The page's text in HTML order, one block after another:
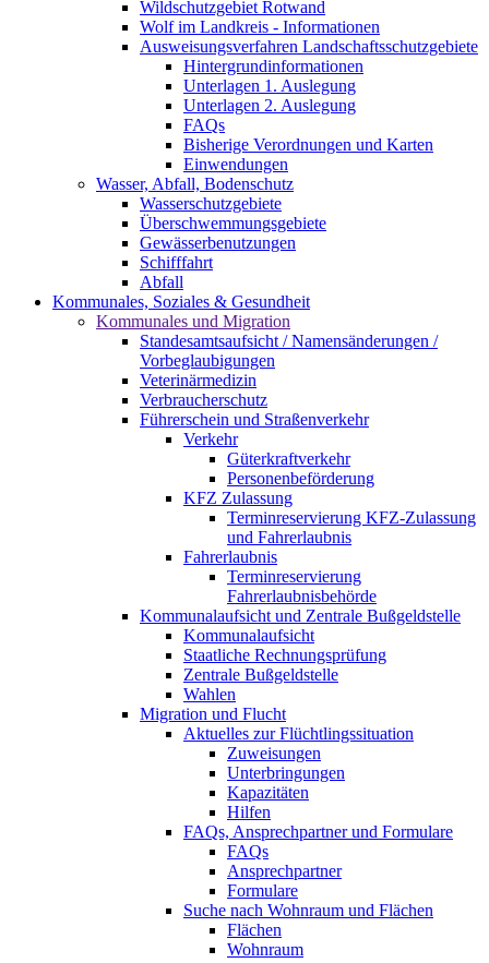
Wildschutzgebiet Rotwand
Wolf im Landkreis - Informationen
Ausweisungsverfahren Landschaftsschutzgebiete
Hintergrundinformationen
Unterlagen 1. Auslegung
Unterlagen 2. Auslegung
FAQs
Bisherige Verordnungen und Karten
Einwendungen
Wasser, Abfall, Bodenschutz
Wasserschutzgebiete
Überschwemmungsgebiete
Gewässerbenutzungen
Schifffahrt
Abfall
Kommunales, Soziales & Gesundheit
Kommunales und Migration
Standesamtsaufsicht / Namensänderungen /
Vorbeglaubigungen
Veterinärmedizin
Verbraucherschutz
Führerschein und Straßenverkehr
Verkehr
Güterkraftverkehr
Personenbeförderung
KFZ Zulassung
Terminreservierung KFZ-Zulassung
und Fahrerlaubnis
Fahrerlaubnis
Terminreservierung
Fahrerlaubnisbehörde
Kommunalaufsicht und Zentrale Bußgeldstelle
Kommunalaufsicht
Staatliche Rechnungsprüfung
Zentrale Bußgeldstelle
Wahlen
Migration und Flucht
Aktuelles zur Flüchtlingssituation
Zuweisungen
Unterbringungen
Kapazitäten
Hilfen
FAQs, Ansprechpartner und Formulare
FAQs
Ansprechpartner
Formulare
Suche nach Wohnraum und Flächen
Flächen
Wohnraum